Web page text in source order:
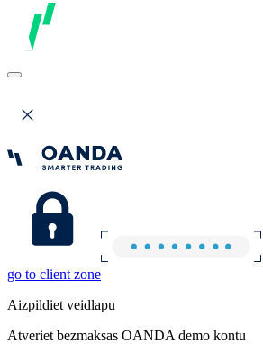
go to client zone
Aizpildiet veidlapu
Atveriet bezmaksas OANDA demo kontu